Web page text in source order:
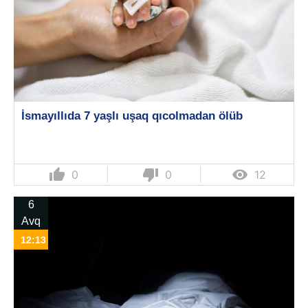
İsmayıllıda 7 yaşlı uşaq qıcolmadan ölüb
thumb_up 0 thumb_down 0  12
6
Avq
12:13